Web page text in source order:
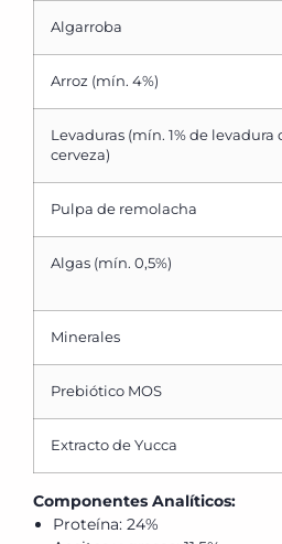
Algarroba
Arroz (mín. 4%)
Levaduras (mín. 1% de levadura
cerveza)
Pulpa de remolacha
Algas (mín. 0,5%)
Minerales
Prebiótico MOS
Extracto de Yucca
Componentes Analíticos:
Proteína: 24%